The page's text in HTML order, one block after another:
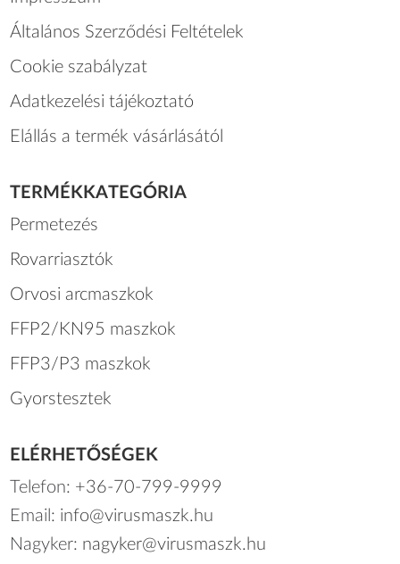
Általános Szerződési Feltételek
Cookie szabályzat
Adatkezelési tájékoztató
Elállás a termék vásárlásától
TERMÉKKATEGÓRIA
Permetezés
Rovarriasztók
Orvosi arcmaszkok
FFP2/KN95 maszkok
FFP3/P3 maszkok
Gyorstesztek
ELÉRHETŐSÉGEK
Telefon: +36-70-799-9999
Email: info@virusmaszk.hu
Nagyker: nagyker@virusmaszk.hu